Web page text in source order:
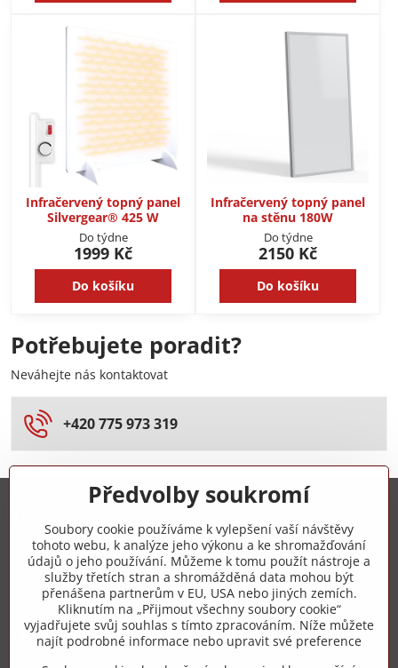
Infračervený topný panel
Silvergear® 425 W
Do týdne
1999 Kč
Do košíku
Infračervený topný panel
na stěnu 180W
Do týdne
2150 Kč
Do košíku
Potřebujete poradit?
Neváhejte nás kontaktovat
+420 775 973 319
+420 775 973 319
info​@zipzop​.cz
Objednávky
Předvolby soukromí
Soubory cookie používáme k vylepšení vaší návštěvy
tohoto webu, k analýze jeho výkonu a ke shromažďování
údajů o jeho používání. Můžeme k tomu použít nástroje a
služby třetích stran a shromážděná data mohou být
přenášena partnerům v EU, USA nebo jiných zemích.
Kliknutím na „Přijmout všechny soubory cookie“
vyjadřujete svůj souhlas s tímto zpracováním. Níže můžete
najít podrobné informace nebo upravit své preference